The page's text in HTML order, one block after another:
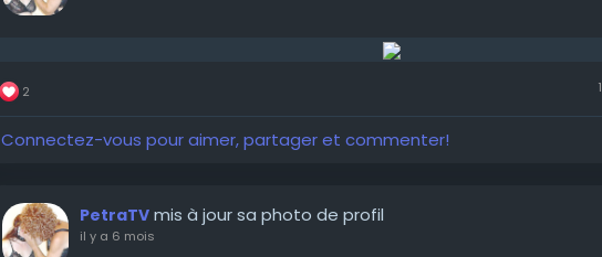
2
Connectez-vous pour aimer, partager et commenter!
PetraTV mis à jour sa photo de profil
il y a 6 mois